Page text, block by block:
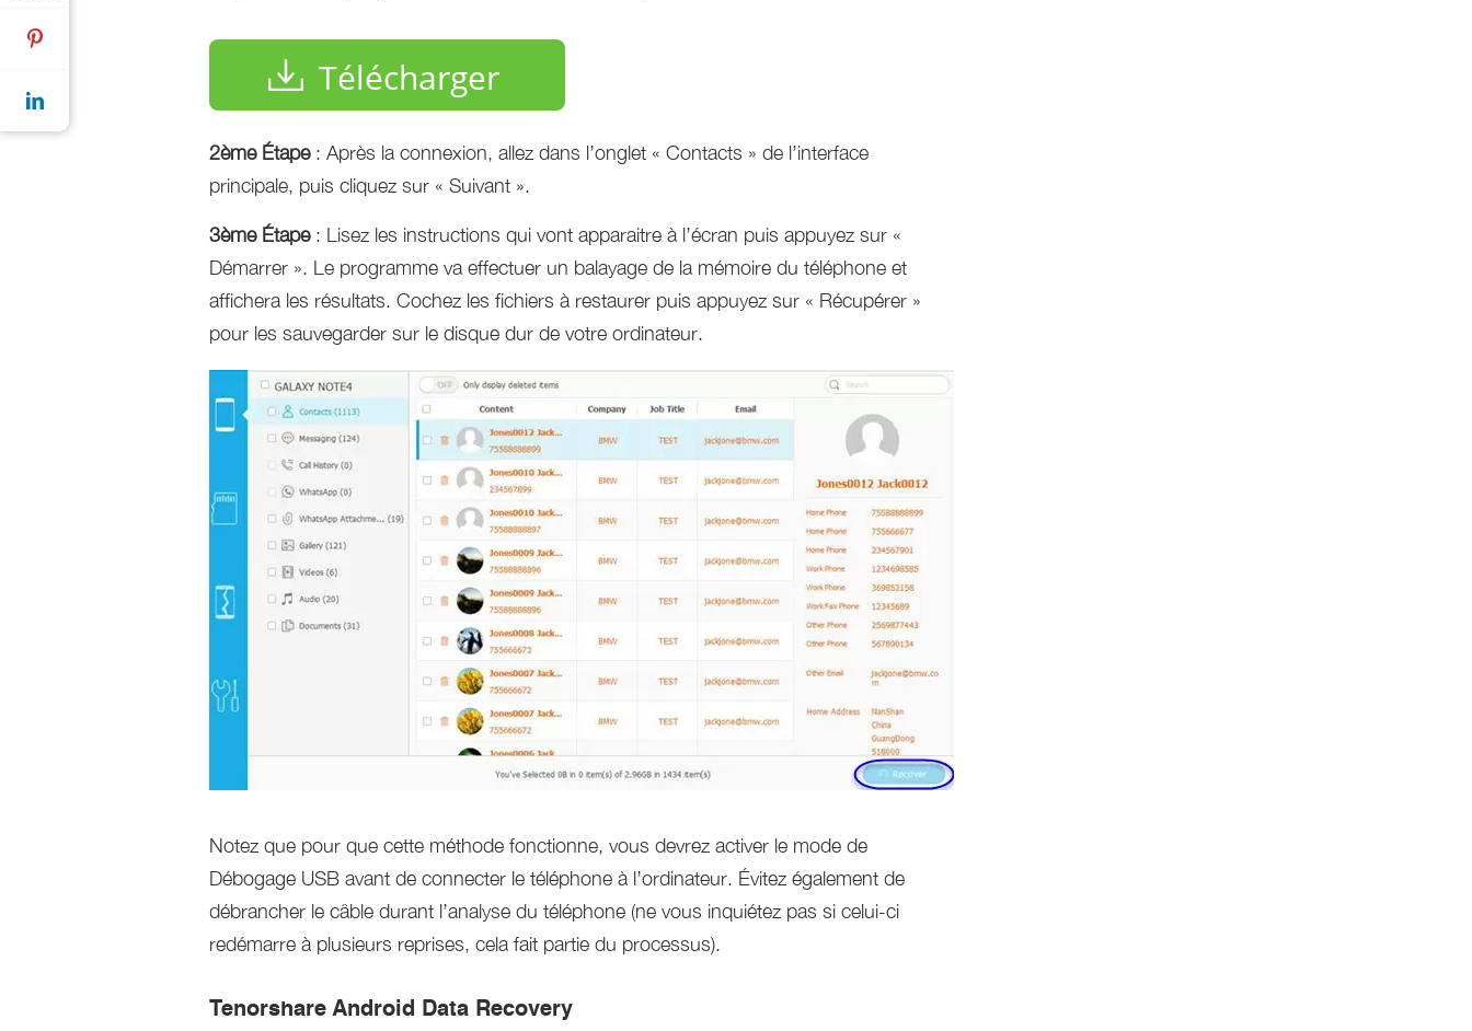
Télécharger
2ème Étape: Après la connexion, allez dans l’onglet « Contacts » de l’interface
principale, puis cliquez sur « Suivant ».
3ème Étape: Lisez les instructions qui vont apparaitre à l’écran puis appuyez sur «
Démarrer ». Le programme va effectuer un balayage de la mémoire du téléphone et
affichera les résultats. Cochez les fichiers à restaurer puis appuyez sur « Récupérer »
pour les sauvegarder sur le disque dur de votre ordinateur.
Notez que pour que cette méthode fonctionne, vous devrez activer le mode de
Débogage USB avant de connecter le téléphone à l’ordinateur. Évitez également de
débrancher le câble durant l’analyse du téléphone (ne vous inquiétez pas si celui-ci
redémarre à plusieurs reprises, cela fait partie du processus).
Tenorshare Android Data Recovery